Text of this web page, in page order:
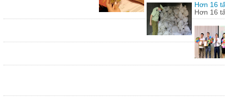
Hơn 16
Hơn 16